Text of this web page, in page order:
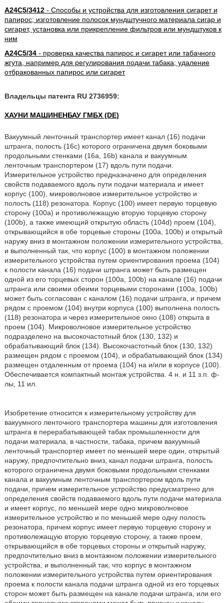
A24C5/3412- Способы и устройства для изготовления сигарет и
папирос; изготовление полосок мундштучного материала сигар и
сигарет, установка или прикрепление фильтров или мундштуков к
ним
A24C5/34- проверка качества папирос и сигарет или табачного
жгута, например для регулирования подачи табака; удаление
отбракованных папирос или сигарет
Владельцы патента RU 2736959:
ХАУНИ МАШИНЕНБАУ ГМБХ (DE)
Вакуумный ленточный транспортер имеет канал (16) подачи
штранга, полость (16с) которого ограничена двумя боковыми
продольными стенками (16а, 16b) канала и вакуумным
ленточным транспортером (17) вдоль пути подачи.
Измерительное устройство предназначено для определения
свойств подаваемого вдоль пути подачи материала и имеет
корпус (100), микроволновое измерительное устройство и
полость (118) резонатора. Корпус (100) имеет первую торцевую
сторону (100а) и противолежащую вторую торцевую сторону
(100b), а также имеющий открытую область (104d) проем (104),
открывающийся в обе торцевые стороны (100а, 100b) и открытый
наружу вниз в монтажном положении измерительного устройства,
и выполненный так, что корпус (100) в монтажном положении
измерительного устройства путем ориентирования проема (104)
к полости канала (16) подачи штранга может быть размещен
одной из его торцевых сторон (100а, 100b) на канале (16) подачи
штранга или своими обеими торцевыми сторонами (100а, 100b)
может быть согласован с каналом (16) подачи штранга, и причем
рядом с проемом (104) внутри корпуса (100) выполнена полость
(118) резонатора и через измерительное окно (108) открыта в
проем (104). Микроволновое измерительное устройство
подразделено на высокочастотный блок (130, 132) и
обрабатывающий блок (134). Высокочастотный блок (130, 132)
размещен рядом с проемом (104), и обрабатывающий блок (134)
размещен отдаленным от проема (104) на и/или в корпусе (100).
Обеспечивается компактный монтаж устройства. 4 н. и 11 з.п. ф-
лы, 11 ил.
Изобретение относится к измерительному устройству для
вакуумного ленточного транспортера машины для изготовления
штранга в перерабатывающей табак промышленности для
подачи материала, в частности, табака, причем вакуумный
ленточный транспортер имеет по меньшей мере один, открытый
наружу, предпочтительно вниз, канал подачи штранга, полость
которого ограничена двумя боковыми продольными стенками
канала и вакуумным ленточным транспортером вдоль пути
подачи, причем измерительное устройство предусматрено для
определения свойств подаваемого вдоль пути подачи материала
и имеет корпус, по меньшей мере одно микроволновое
измерительное устройство и по меньшей мере одну полость
резонатора, причем корпус имеет первую торцевую сторону и
противолежащую вторую торцевую сторону, а также проем,
открывающийся в обе торцевых стороны и открытый наружу,
предпочтительно вниз в монтажном положении измерительного
устройства, и выполненный так, что корпус в монтажном
положении измерительного устройства путем ориентирования
проема к полости канала подачи штранга одной из его торцевых
сторон может быть размещен на канале подачи штранга, или его